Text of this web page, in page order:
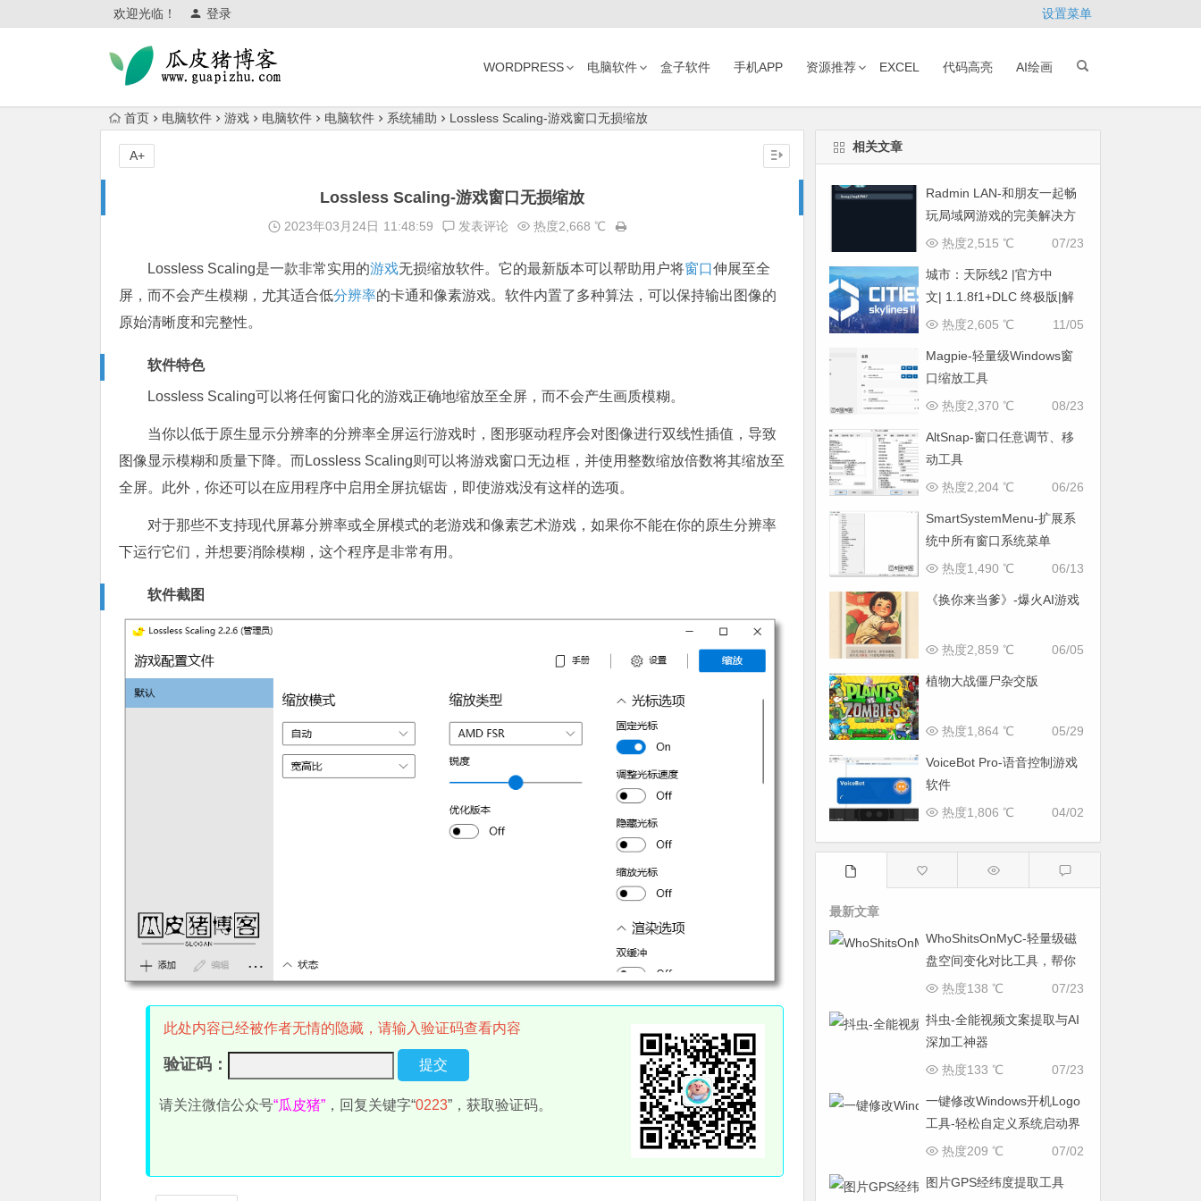
欢迎光临！ 登录 设置菜单
WORDPRESS 电脑软件 盒子软件 手机APP 资源推荐 EXCEL 代码高亮 AI绘画
首页 电脑软件 游戏 电脑软件 电脑软件 系统辅助 Lossless Scaling-游戏窗口无损缩放
Lossless Scaling-游戏窗口无损缩放
2023年03月24日 11:48:59 发表评论 热度2,668 ℃
Lossless Scaling是一款非常实用的游戏无损缩放软件。它的最新版本可以帮助用户将窗口伸展至全
屏，而不会产生模糊，尤其适合低分辨率的卡通和像素游戏。软件内置了多种算法，可以保持输出图像的
原始清晰度和完整性。
软件特色
Lossless Scaling可以将任何窗口化的游戏正确地缩放至全屏，而不会产生画质模糊。
当你以低于原生显示分辨率的分辨率全屏运行游戏时，图形驱动程序会对图像进行双线性插值，导致
图像显示模糊和质量下降。而Lossless Scaling则可以将游戏窗口无边框，并使用整数缩放倍数将其缩放至
全屏。此外，你还可以在应用程序中启用全屏抗锯齿，即使游戏没有这样的选项。
对于那些不支持现代屏幕分辨率或全屏模式的老游戏和像素艺术游戏，如果你不能在你的原生分辨率
下运行它们，并想要消除模糊，这个程序是非常有用。
软件截图
此处内容已经被作者无情的隐藏，请输入验证码查看内容
验证码：
请关注微信公众号“瓜皮猪” ，回复关键字“0223”，获取验证码。
A+
相关文章
Radmin LAN-和朋友一起畅
玩局域网游戏的完美解决方
案
07/23
热度2,515 ℃
城市：天际线2 |官方中
文| 1.1.8f1+DLC 终极版|解
压即撸|
11/05
热度2,605 ℃
Magpie-轻量级Windows窗
口缩放工具
08/23
热度2,370 ℃
AltSnap-窗口任意调节、移
动工具
06/26
热度2,204 ℃
SmartSystemMenu-扩展系
统中所有窗口系统菜单
06/13
热度1,490 ℃
《换你来当爹》-爆火AI游戏
06/05
热度2,859 ℃
植物大战僵尸杂交版
05/29
热度1,864 ℃
VoiceBot Pro-语音控制游戏
软件
04/02
热度1,806 ℃
最新文章
WhoShitsOnMyC-轻量级磁
盘空间变化对比工具，帮你
找出“吃掉”空间的罪魁祸首
07/23
热度138 ℃
抖虫-全能视频文案提取与AI
深加工神器
07/23
热度133 ℃
一键修改Windows开机Logo
工具-轻松自定义系统启动界
面
07/02
热度209 ℃
图片GPS经纬度提取工具